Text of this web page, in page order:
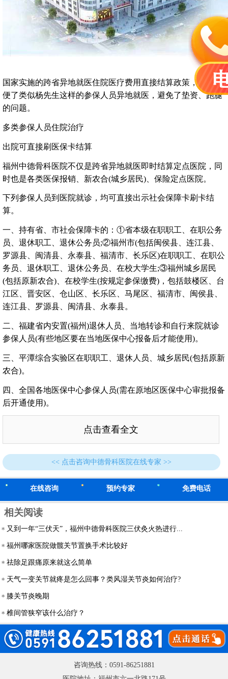
国家实施的跨省异地就医住院医疗费用直接结算政策，大大方
便了类似杨先生这样的参保人员异地就医，避免了垫资、跑腿
的问题。
多类参保人员住院治疗
出院可直接刷医保卡结算
福州中德骨科医院不仅是跨省异地就医即时结算定点医院，同
时也是各类医保报销、新农合(城乡居民)、保险定点医院。
下列参保人员到医院就诊，均可直接出示社会保障卡刷卡结
算。
一、持有省、市社会保障卡的：①省本级在职职工、在职公务
员、退休职工、退休公务员;②福州市(包括闽侯县、连江县、
罗源县、闽清县、永泰县、福清市、长乐区)在职职工、在职公
务员、退休职工、退休公务员、在校大学生;③福州城乡居民
(包括原新农合)、在校学生(按规定参保缴费)，包括鼓楼区、台
江区、晋安区、仓山区、长乐区、马尾区、福清市、闽侯县、
连江县、罗源县、闽清县、永泰县。
二、福建省内安置(福州)退休人员、当地转诊和自行来院就诊
参保人员(有些地区要在当地医保中心报备后才能使用)。
三、平潭综合实验区在职职工、退休人员、城乡居民(包括原新
农合)。
四、全国各地医保中心参保人员(需在原地区医保中心审批报备
后开通使用)。
点击查看全文
<< 点击咨询中德骨科医院在线专家 >>
在线咨询 预约专家 免费电话
相关阅读
又到一年“三伏天”，福州中德骨科医院三伏灸火热进行...
福州哪家医院做髋关节置换手术比较好
祛除足跟痛原来就这么简单
天气一变关节就疼是怎么回事？类风湿关节炎如何治疗?
膝关节炎晚期
椎间管狭窄该什么治疗？
咨询热线：0591-86251881